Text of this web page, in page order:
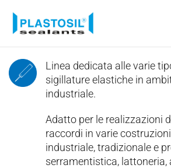
Linea dedicata alle varie
sigillature elastiche in
industriale.
Adatto per le realizzazioni
raccordi in varie
industriale, tradizionale e
serramentistica, lattoneria,